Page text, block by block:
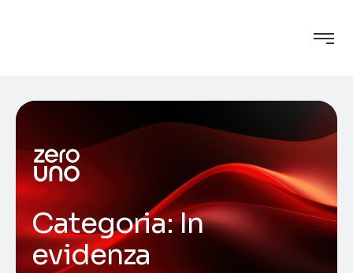
Categoria:In
evidenza